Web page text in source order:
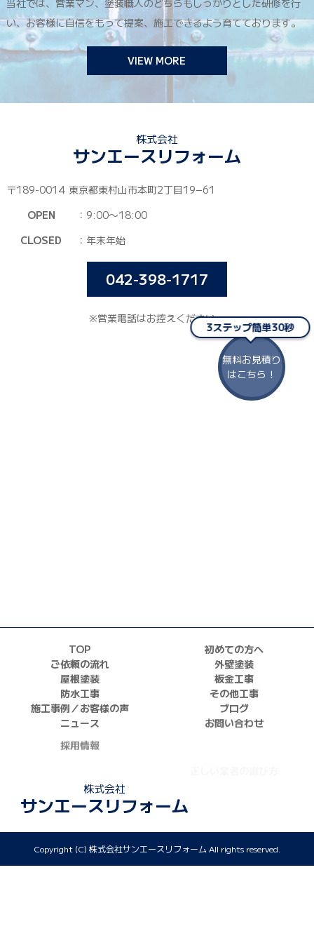
当社では、営業マン、塗装職人のどちらもしっかりとした研修を行
い、お客様に自信をもって提案、施工できるよう育てております。
VIEW MORE
株式会社
サンエースリフォーム
〒189-0014 東京都東村山市本町2丁目19−61
OPEN
：9:00〜18:00
CLOSED
：年末年始
042-398-1717
※営業電話はお控えください。
TOP
初めての方へ
ご依頼の流れ
外壁塗装
屋根塗装
板金工事
防水工事
その他工事
施工事例／お客様の声
ブログ
ニュース
お問い合わせ
採用情報
株式会社
サンエースリフォーム
Copyright (C) 株式会社サンエースリフォーム All rights reserved.
3ステップ簡単30秒
無料お見積り
はこちら！